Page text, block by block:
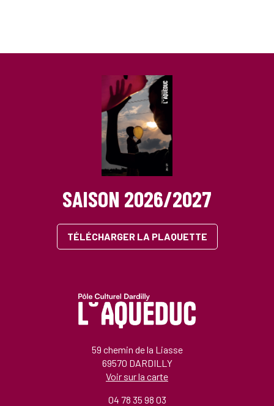
SAISON 2026/2027
TÉLÉCHARGER LA PLAQUETTE
59 chemin de la Liasse
69570 DARDILLY
Voir sur la carte
04 78 35 98 03